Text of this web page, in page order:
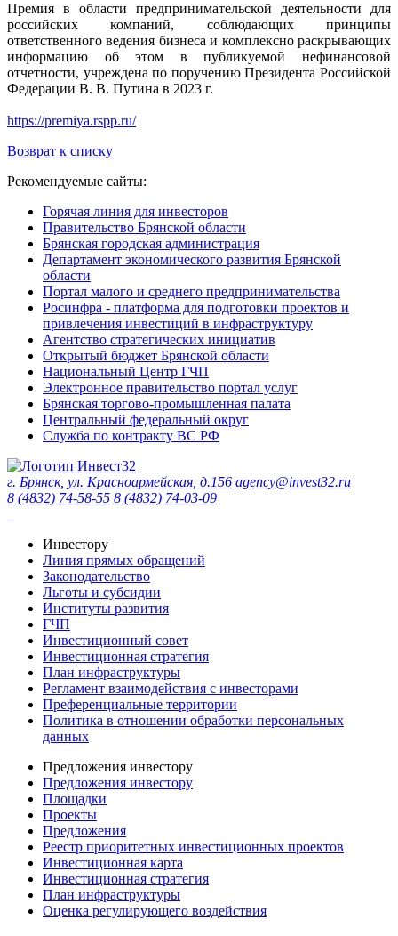
Премия в области предпринимательской деятельности для
российских компаний, соблюдающих принципы
ответственного ведения бизнеса и комплексно раскрывающих
информацию об этом в публикуемой нефинансовой
отчетности, учреждена по поручению Президента Российской
Федерации В. В. Путина в 2023 г.
https://premiya.rspp.ru/
Возврат к списку
Рекомендуемые сайты:
Горячая линия для инвесторов
Правительство Брянской области
Брянская городская администрация
Департамент экономического развития Брянской
области
Портал малого и среднего предпринимательства
Росинфра - платформа для подготовки проектов и
привлечения инвестиций в инфраструктуру
Агентство стратегических инициатив
Открытый бюджет Брянской области
Национальный Центр ГЧП
Электронное правительство портал услуг
Брянская торгово-промышленная палата
Центральный федеральный округ
Служба по контракту ВС РФ
г. Брянск, ул. Красноармейская, д.156 agency@invest32.ru
8 (4832) 74-58-55 8 (4832) 74-03-09
Инвестору
Линия прямых обращений
Законодательство
Льготы и субсидии
Институты развития
ГЧП
Инвестиционный совет
Инвестиционная стратегия
План инфраструктуры
Регламент взаимодействия с инвесторами
Преференциальные территории
Политика в отношении обработки персональных
данных
Предложения инвестору
Предложения инвестору
Площадки
Проекты
Предложения
Реестр приоритетных инвестиционных проектов
Инвестиционная карта
Инвестиционная стратегия
План инфраструктуры
Оценка регулирующего воздействия